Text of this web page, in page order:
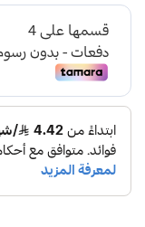
ومقاومة الإنزلاق